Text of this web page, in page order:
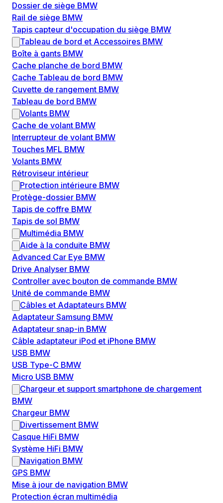
Dossier de siège BMW
Rail de siège BMW
Tapis capteur d'occupation du siège BMW
Tableau de bord et Accessoires BMW
Boîte à gants BMW
Cache planche de bord BMW
Cache Tableau de bord BMW
Cuvette de rangement BMW
Tableau de bord BMW
Volants BMW
Cache de volant BMW
Interrupteur de volant BMW
Touches MFL BMW
Volants BMW
Rétroviseur intérieur
Protection intérieure BMW
Protège-dossier BMW
Tapis de coffre BMW
Tapis de sol BMW
Multimédia BMW
Aide à la conduite BMW
Advanced Car Eye BMW
Drive Analyser BMW
Controller avec bouton de commande BMW
Unité de commande BMW
Câbles et Adaptateurs BMW
Adaptateur Samsung BMW
Adaptateur snap-in BMW
Câble adaptateur iPod et iPhone BMW
USB BMW
USB Type-C BMW
Micro USB BMW
Chargeur et support smartphone de chargement
BMW
Chargeur BMW
Divertissement BMW
Casque HiFi BMW
Système HiFi BMW
Navigation BMW
GPS BMW
Mise à jour de navigation BMW
Protection écran multimédia